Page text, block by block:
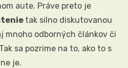
aute. Práve preto je
tak silno diskutovanou
mnoho odborných článkov či
sa pozrime na to, ako to s
je.